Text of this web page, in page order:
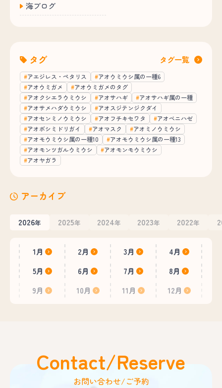
海ブログ
タグ タグ一覧
アエジレス・ペタリス
アオウミウシ属の一種6
アオウミガメ
アオウミガメのタグ
アオクシエラウミウシ
アオサハギ
アオサハギ属の一種
アオサメハダウミウシ
アオスジテンジクダイ
アオセンミノウミウシ
アオフチキセワタ
アオベニハゼ
アオボシミドリガイ
アオマスク
アオミノウミウシ
アオモウミウシ属の一種10
アオモウミウシ属の一種13
アオモンツガルウミウシ
アオモンモウミウシ
アオヤガラ
アーカイブ
2026年 2025年 2024年 2023年 2022年
1月 2月 3月
4月
5月
6月 7月
8月
9月
10月 11月 12月
Contact/Reserve
お問い合わせ/ご予約